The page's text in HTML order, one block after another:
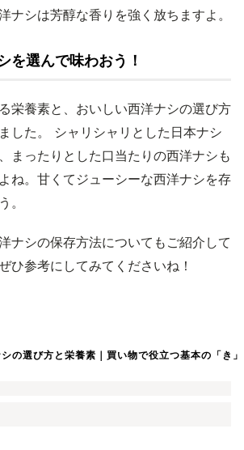
ナシは芳醇な香りを強く放ちますよ。
を選んで味わおう！
栄養素と、おいしい西洋ナシの選び方
した。 シャリシャリとした日本ナシ
まったりとした口当たりの西洋ナシも
ね。甘くてジューシーな西洋ナシを存
。
ナシの保存方法についてもご紹介して
ひ参考にしてみてくださいね！
の選び方と栄養素｜買い物で役立つ基本の「き」